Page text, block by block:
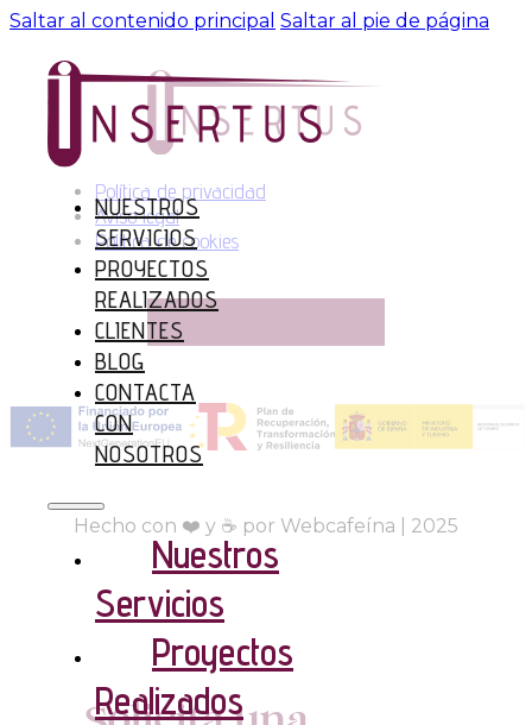
Saltar al contenido principal Saltar al pie de página
NUESTROS
SERVICIOS
PROYECTOS
REALIZADOS
CLIENTES
BLOG
CONTACTA
CON
NOSOTROS
Nuestros
Servicios
Proyectos
Realizados
Política de privacidad
Aviso legal
Política de cookies
Hecho con ❤️ y ☕ por Webcafeína | 2025